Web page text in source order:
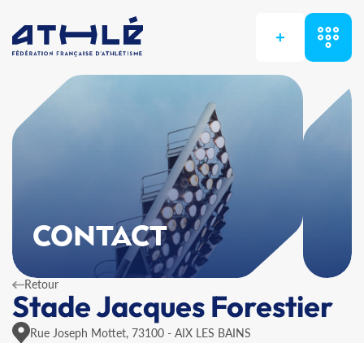
+
CONTACT
Retour
Stade Jacques Forestier
Rue Joseph Mottet, 73100 - AIX LES BAINS